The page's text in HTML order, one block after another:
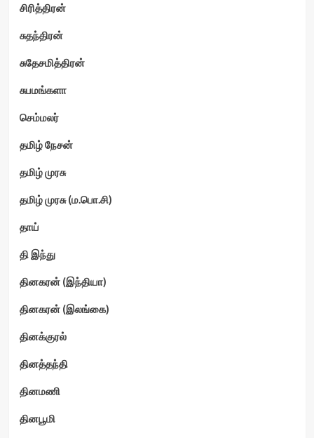
சிரித்திரன்
சுதந்திரன்
சுதேசமித்திரன்
சுபமங்களா
செம்மலர்
தமிழ் நேசன்
தமிழ் முரசு
தமிழ் முரசு (ம.பொ.சி)
தாய்
தி இந்து
தினகரன் (இந்தியா)
தினகரன் (இலங்கை)
தினக்குரல்
தினத்தந்தி
தினமணி
தினபூமி